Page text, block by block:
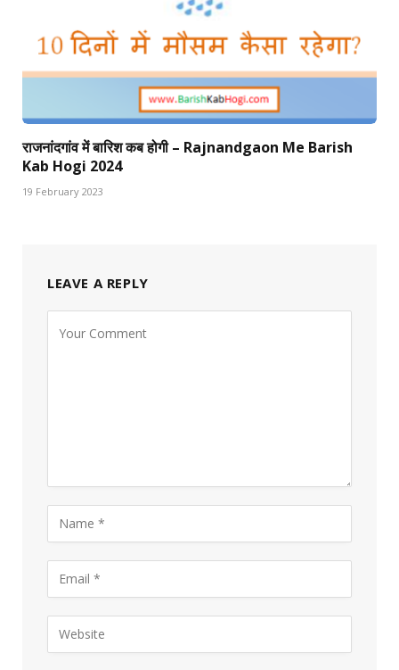
राजनांदगांव में बारिश कब होगी – Rajnandgaon Me Barish
Kab Hogi 2024
19 February 2023
LEAVE A REPLY